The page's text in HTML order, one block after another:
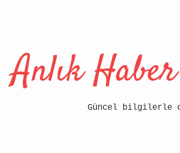
Anlık
Güncel bilgilerle